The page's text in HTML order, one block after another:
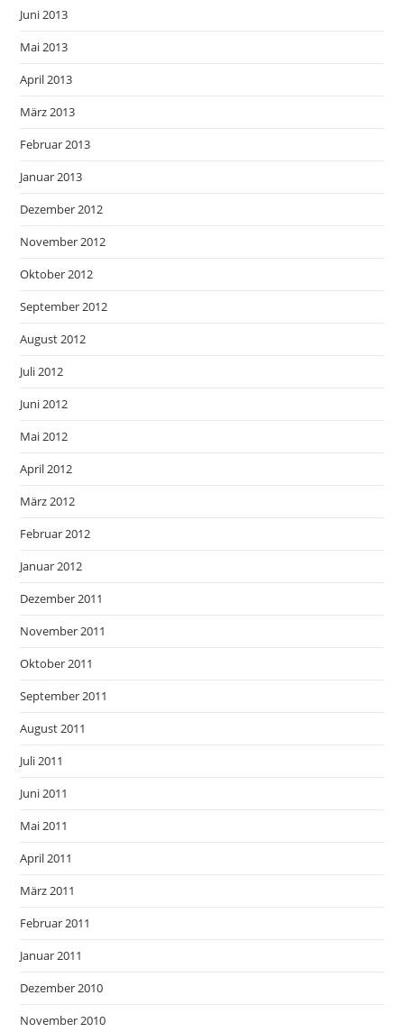
Juni 2013
Mai 2013
April 2013
März 2013
Februar 2013
Januar 2013
Dezember 2012
November 2012
Oktober 2012
September 2012
August 2012
Juli 2012
Juni 2012
Mai 2012
April 2012
März 2012
Februar 2012
Januar 2012
Dezember 2011
November 2011
Oktober 2011
September 2011
August 2011
Juli 2011
Juni 2011
Mai 2011
April 2011
März 2011
Februar 2011
Januar 2011
Dezember 2010
November 2010